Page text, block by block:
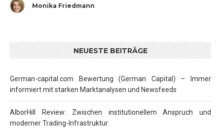
Monika Friedmann
NEUESTE BEITRÄGE
German-capital.com Bewertung (German Capital) – Immer
informiert mit starken Marktanalysen und Newsfeeds
AlborHill Review: Zwischen institutionellem Anspruch und
moderner Trading-Infrastruktur